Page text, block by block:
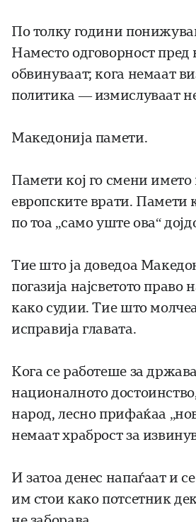
По толку години
Наместо одговорност
обвинуваат; кога немаат
политика — измислуваат
Македонија памети.
Памети кој го смени името
европските врати. Памети
по тоа „само уште ова“
Тие што ја доведоа
погазија најсветото
како судии. Тие што
исправија главата.
Кога се работеше за
националното
народ, лесно прифаќаа
немаат храброст за
И затоа денес напаѓаат и
им стои како потсетник